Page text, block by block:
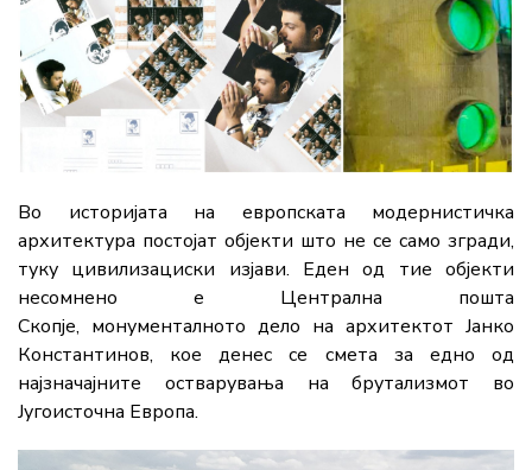
Во историјата на европската модернистичка
архитектура постојат објекти што не се само згради,
туку цивилизациски изјави. Еден од тие објекти
несомнено е Централна пошта
Скопје, монументалното дело на архитектот Јанко
Константинов, кое денес се смета за едно од
најзначајните остварувања на брутализмот во
Југоисточна Европа.